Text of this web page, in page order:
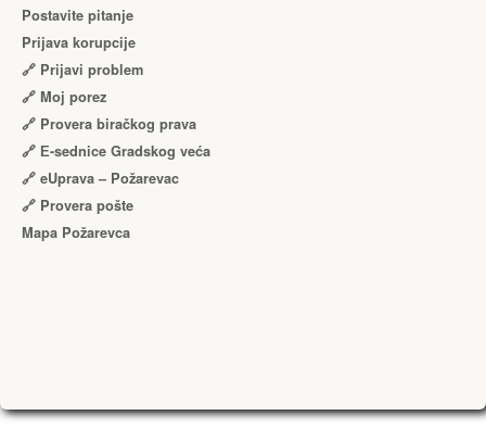
Postavite pitanje
Prijava korupcije
🔗 Prijavi problem
🔗 Moj porez
🔗 Provera biračkog prava
🔗 Е-sednice Gradskog veća
🔗 eUprava – Požarevac
🔗 Provera pošte
Mapa Požarevca